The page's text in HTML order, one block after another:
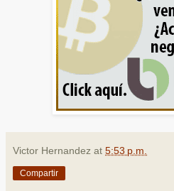
Victor Hernandez at 5:53 p.m.
Compartir